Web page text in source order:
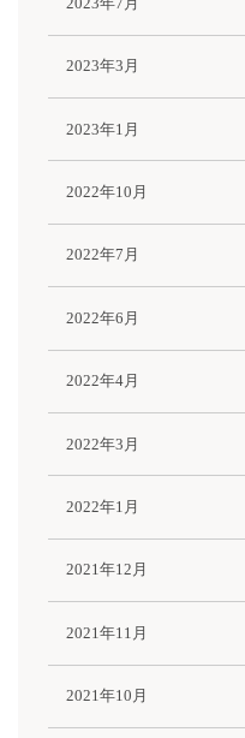
2023年3月
2023年1月
2022年10月
2022年7月
2022年6月
2022年4月
2022年3月
2022年1月
2021年12月
2021年11月
2021年10月